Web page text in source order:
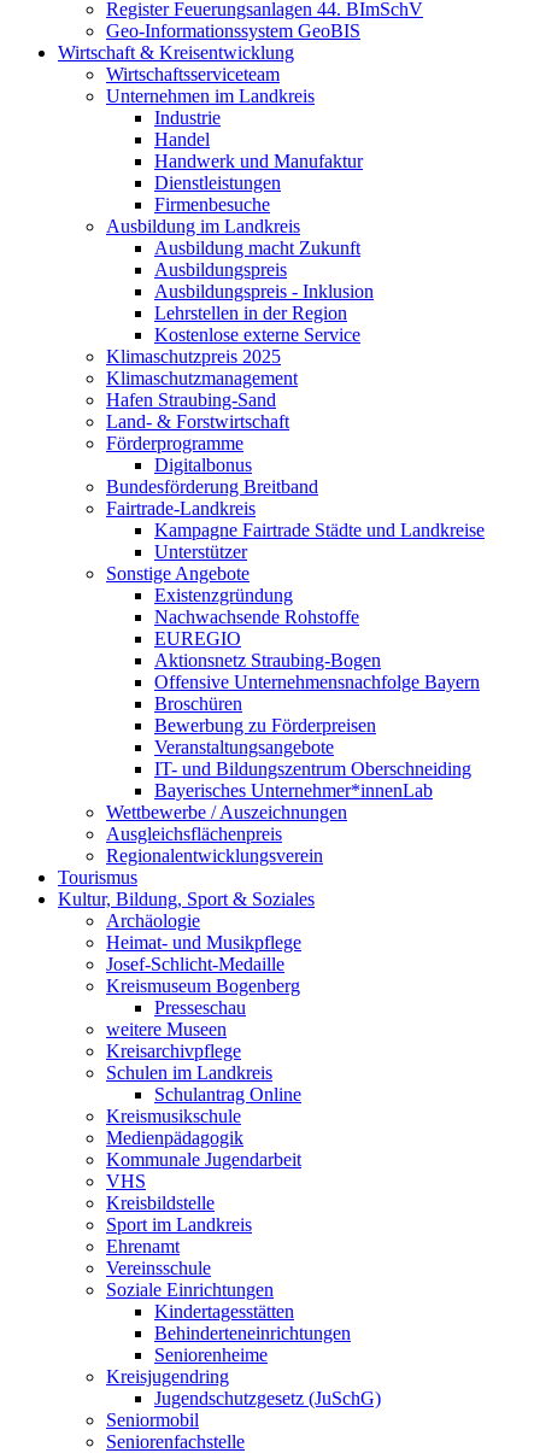
Register Feuerungsanlagen 44. BImSchV
Geo-Informationssystem GeoBIS
Wirtschaft & Kreisentwicklung
Wirtschaftsserviceteam
Unternehmen im Landkreis
Industrie
Handel
Handwerk und Manufaktur
Dienstleistungen
Firmenbesuche
Ausbildung im Landkreis
Ausbildung macht Zukunft
Ausbildungspreis
Ausbildungspreis - Inklusion
Lehrstellen in der Region
Kostenlose externe Service
Klimaschutzpreis 2025
Klimaschutzmanagement
Hafen Straubing-Sand
Land- & Forstwirtschaft
Förderprogramme
Digitalbonus
Bundesförderung Breitband
Fairtrade-Landkreis
Kampagne Fairtrade Städte und Landkreise
Unterstützer
Sonstige Angebote
Existenzgründung
Nachwachsende Rohstoffe
EUREGIO
Aktionsnetz Straubing-Bogen
Offensive Unternehmensnachfolge Bayern
Broschüren
Bewerbung zu Förderpreisen
Veranstaltungsangebote
IT- und Bildungszentrum Oberschneiding
Bayerisches Unternehmer*innenLab
Wettbewerbe / Auszeichnungen
Ausgleichsflächenpreis
Regionalentwicklungsverein
Tourismus
Kultur, Bildung, Sport & Soziales
Archäologie
Heimat- und Musikpflege
Josef-Schlicht-Medaille
Kreismuseum Bogenberg
Presseschau
weitere Museen
Kreisarchivpflege
Schulen im Landkreis
Schulantrag Online
Kreismusikschule
Medienpädagogik
Kommunale Jugendarbeit
VHS
Kreisbildstelle
Sport im Landkreis
Ehrenamt
Vereinsschule
Soziale Einrichtungen
Kindertagesstätten
Behinderteneinrichtungen
Seniorenheime
Kreisjugendring
Jugendschutzgesetz (JuSchG)
Seniormobil
Seniorenfachstelle